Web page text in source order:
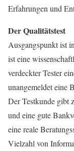
Erfahrungen und
Der Qualitätstest
Ausgangspunkt ist
ist eine
verdeckter Tester
unangemeldet eine
Der Testkunde gibt
und eine gute
eine reale
Vielzahl von